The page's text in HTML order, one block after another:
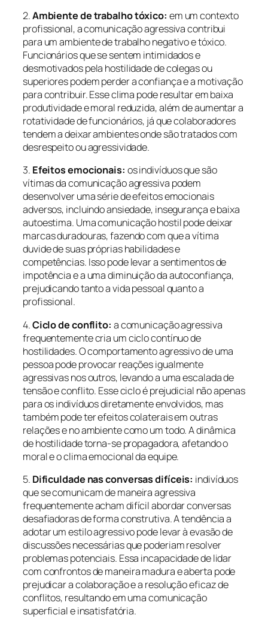
2.Ambiente de trabalho tóxico: em um contexto
profissional, a comunicação agressiva contribui
para um ambiente de trabalho negativo e tóxico.
Funcionários que se sentem intimidados e
desmotivados pela hostilidade de colegas ou
superiores podem perder a confiança e a motivação
para contribuir. Esse clima pode resultar em baixa
produtividade e moral reduzida, além de aumentar a
rotatividade de funcionários, já que colaboradores
tendem a deixar ambientes onde são tratados com
desrespeito ou agressividade.
3. Efeitos emocionais: os indivíduos que são
vítimas da comunicação agressiva podem
desenvolver uma série de efeitos emocionais
adversos, incluindo ansiedade, insegurança e baixa
autoestima. Uma comunicação hostil pode deixar
marcas duradouras, fazendo com que a vítima
duvide de suas próprias habilidades e
competências. Isso pode levar a sentimentos de
impotência e a uma diminuição da autoconfiança,
prejudicando tanto a vida pessoal quanto a
profissional.
4.Ciclo de conflito: a comunicação agressiva
frequentemente cria um ciclo contínuo de
hostilidades. O comportamento agressivo de uma
pessoa pode provocar reações igualmente
agressivas nos outros, levando a uma escalada de
tensão e conflito. Esse ciclo é prejudicial não apenas
para os indivíduos diretamente envolvidos, mas
também pode ter efeitos colaterais em outras
relações e no ambiente como um todo. A dinâmica
de hostilidade torna-se propagadora, afetando o
moral e o clima emocional da equipe.
5. Dificuldade nas conversas difíceis: indivíduos
que se comunicam de maneira agressiva
frequentemente acham difícil abordar conversas
desafiadoras de forma construtiva. A tendência a
adotar um estilo agressivo pode levar à evasão de
discussões necessárias que poderiam resolver
problemas potenciais. Essa incapacidade de lidar
com confrontos de maneira madura e aberta pode
prejudicar a colaboração e a resolução eficaz de
conflitos, resultando em uma comunicação
superficial e insatisfatória.